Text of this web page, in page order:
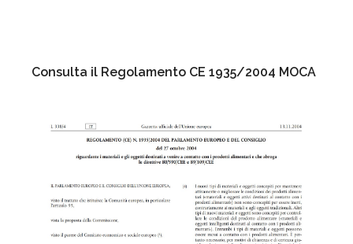
Consulta il Regolamento CE 1935/2004 MOCA